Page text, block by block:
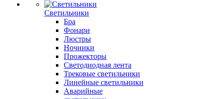
Светильники
Бра
Фонари
Люстры
Ночники
Прожекторы
Светодиодная лента
Трековые светильники
Линейные светильники
Аварийные